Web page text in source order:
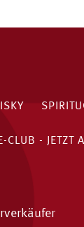
CLUB - JETZT